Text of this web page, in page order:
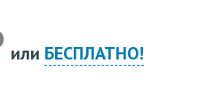
или БЕСПЛАТНО!